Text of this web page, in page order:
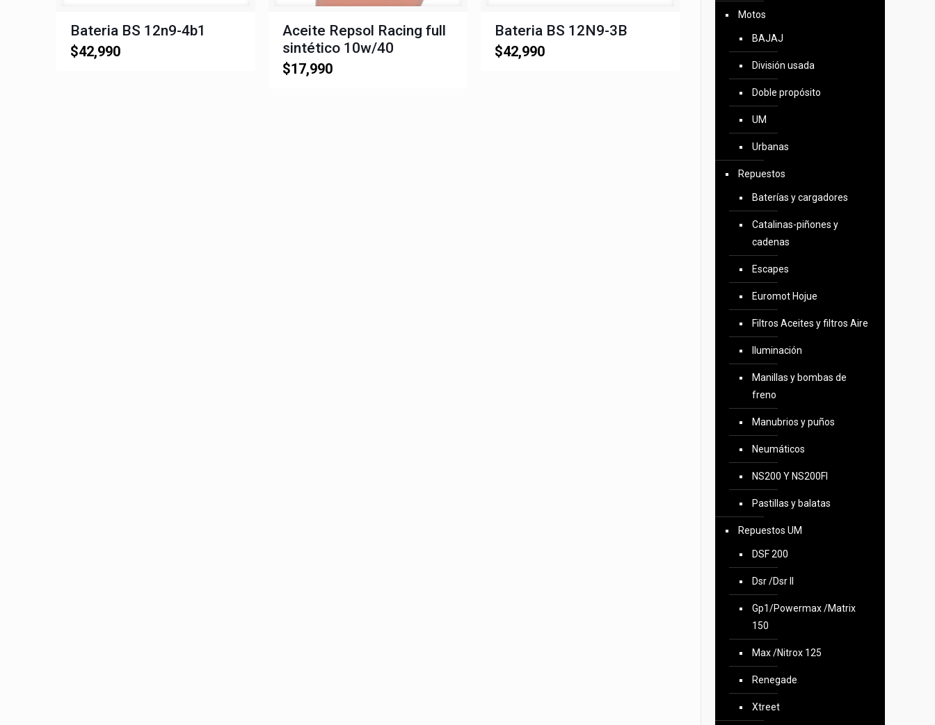
Bateria BS 12n9-4b1
$42,990
Aceite Repsol Racing full
sintético 10w/40
$17,990
Bateria BS 12N9-3B
$42,990
Motos
BAJAJ
División usada
Doble propósito
UM
Urbanas
Repuestos
Baterías y cargadores
Catalinas-piñones y
cadenas
Escapes
Euromot Hojue
Filtros Aceites y filtros Aire
Iluminación
Manillas y bombas de
freno
Manubrios y puños
Neumáticos
NS200 Y NS200FI
Pastillas y balatas
Repuestos UM
DSF 200
Dsr /Dsr II
Gp1/Powermax /Matrix
150
Max /Nitrox 125
Renegade
Xtreet